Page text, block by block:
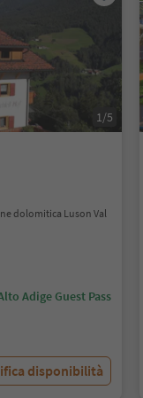
1/5
dolomitica Luson Val
Adige Guest Pass
disponibilità